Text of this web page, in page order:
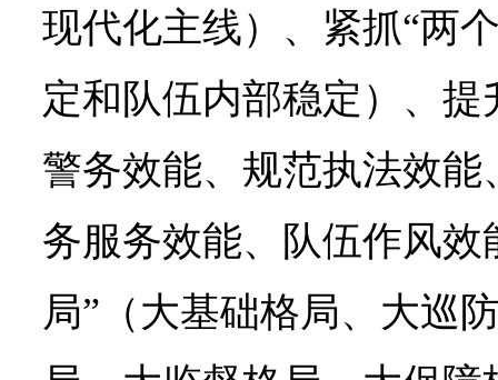
现代化主线）、紧抓“两
定和队伍内部稳定）、提
警务效能、规范执法效
务服务效能、队伍作风效
局”（大基础格局、大巡